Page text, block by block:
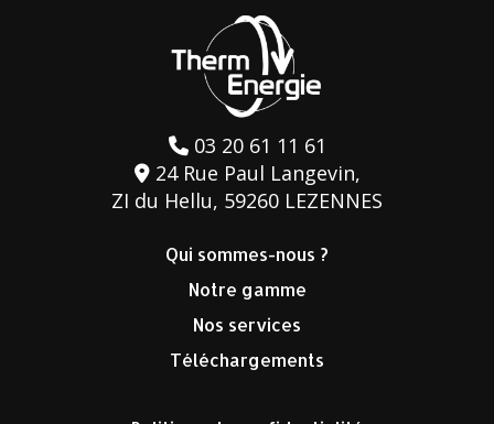
03 20 61 11 61
24 Rue Paul Langevin,
ZI du Hellu, 59260 LEZENNES
Qui sommes-nous ?
Notre gamme
Nos services
Téléchargements